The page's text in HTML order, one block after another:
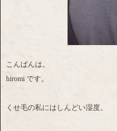
こんばんは。
hiromi です。
くせ毛の私にはしんどい湿度。